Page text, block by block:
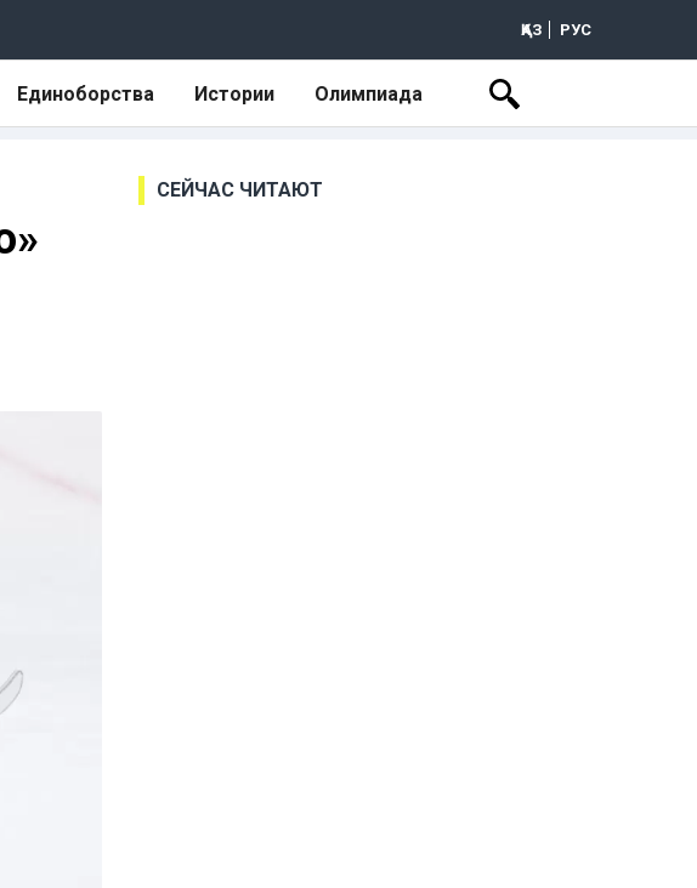
ҚАЗ РУС
Единоборства Истории Олимпиада
СЕЙЧАС ЧИТАЮТ